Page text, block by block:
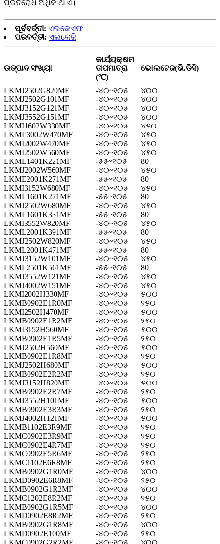
ପ୍ରତିରୋଧ ଅଧିକ ଥାଏ।
ପୂର୍ବବର୍ତ୍ତୀ: ଏଲକେଏଫ
ପରବର୍ତ୍ତୀ: ଏଲକେଜି
ଉତ୍ପାଦ ସଂଖ୍ୟା
କାର୍ଯ୍ୟକ୍ଷମ
ତାପମାତ୍ରା
(℃)
ଭୋଲଟେଜ(ଭି.ଡିସି)
LKMJ2502G820MF -୪୦~୧୦୫
୪୦୦
LKMJ2502G101MF
-୪୦~୧୦୫
୪୦୦
LKMJ3152G121MF
-୪୦~୧୦୫
୪୦୦
LKMJ3552G151MF
-୪୦~୧୦୫
୪୦୦
LKMI1602W330MF
-୪୦~୧୦୫
୪୫୦
LKML3002W470MF
-୪୦~୧୦୫
୪୫୦
LKMI2002W470MF
-୪୦~୧୦୫
୪୫୦
LKMI2502W560MF
-୪୦~୧୦୫
୪୫୦
LKML1401K221MF
-୫୫~୧୦୫
80
LKMJ2002W560MF
-୪୦~୧୦୫
୪୫୦
LKME2001K271MF
-୫୫~୧୦୫
80
LKMI3152W680MF
-୪୦~୧୦୫
୪୫୦
LKML1601K271MF
-୫୫~୧୦୫
80
LKMJ2502W680MF
-୪୦~୧୦୫
୪୫୦
LKML1601K331MF
-୫୫~୧୦୫
80
LKMI3552W820MF
-୪୦~୧୦୫
୪୫୦
LKML2001K391MF
-୫୫~୧୦୫
80
LKMJ2502W820MF
-୪୦~୧୦୫
୪୫୦
LKML2001K471MF
-୫୫~୧୦୫
80
LKMJ3152W101MF
-୪୦~୧୦୫
୪୫୦
LKML2501K561MF
-୫୫~୧୦୫
80
LKMJ3552W121MF
-୪୦~୧୦୫
୪୫୦
LKMJ4002W151MF
-୪୦~୧୦୫
୪୫୦
LKMI2002H330MF
-୪୦~୧୦୫
୫୦୦
LKMB0902E1R0MF
-୪୦~୧୦୫
୨୫୦
LKMI2502H470MF
-୪୦~୧୦୫
୫୦୦
LKMB0902E1R2MF
-୪୦~୧୦୫
୨୫୦
LKMI3152H560MF
-୪୦~୧୦୫
୫୦୦
LKMB0902E1R5MF
-୪୦~୧୦୫
୨୫୦
LKMJ2502H560MF
-୪୦~୧୦୫
୫୦୦
LKMB0902E1R8MF
-୪୦~୧୦୫
୨୫୦
LKMJ2502H680MF
-୪୦~୧୦୫
୫୦୦
LKMB0902E2R2MF
-୪୦~୧୦୫
୨୫୦
LKMJ3152H820MF
-୪୦~୧୦୫
୫୦୦
LKMB0902E2R7MF
-୪୦~୧୦୫
୨୫୦
LKMJ3552H101MF
-୪୦~୧୦୫
୫୦୦
LKMB0902E3R3MF
-୪୦~୧୦୫
୨୫୦
LKMJ4002H121MF
-୪୦~୧୦୫
୫୦୦
LKMB1102E3R9MF
-୪୦~୧୦୫
୨୫୦
LKMC0902E3R9MF
-୪୦~୧୦୫
୨୫୦
LKMC0902E4R7MF
-୪୦~୧୦୫
୨୫୦
LKMC0902E5R6MF
-୪୦~୧୦୫
୨୫୦
LKMC1102E6R8MF
-୪୦~୧୦୫
୨୫୦
LKMB0902G1R0MF
-୪୦~୧୦୫
୪୦୦
LKMD0902E6R8MF
-୪୦~୧୦୫
୨୫୦
LKMB0902G1R2MF
-୪୦~୧୦୫
୪୦୦
LKMC1202E8R2MF
-୪୦~୧୦୫
୨୫୦
LKMB0902G1R5MF
-୪୦~୧୦୫
୪୦୦
LKMD0902E8R2MF
-୪୦~୧୦୫
୨୫୦
LKMB0902G1R8MF
-୪୦~୧୦୫
୪୦୦
LKMD0902E100MF
-୪୦~୧୦୫
୨୫୦